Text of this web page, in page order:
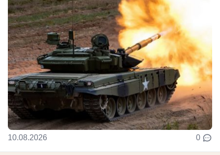
10.08.2026 0